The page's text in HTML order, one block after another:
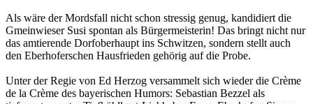
Als wäre der Mordsfall nicht schon stressig genug, kandidiert die
Gmeinwieser Susi spontan als Bürgermeisterin! Das bringt nicht nur
das amtierende Dorfoberhaupt ins Schwitzen, sondern stellt auch
den Eberhoferschen Hausfrieden gehörig auf die Probe.
Unter der Regie von Ed Herzog versammelt sich wieder die Crème
de la Crème des bayerischen Humors: Sebastian Bezzel als